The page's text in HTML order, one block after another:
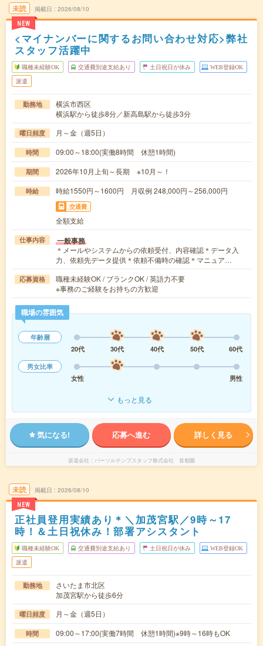
未読
NEW
掲載日 2026/08/10
<マイナンバーに関するお問い合わせ対応>弊社
スタッフ活躍中
職種未経験OK 交通費別途支給あり 土日祝日が休み WEB登録OK
派遣
勤務地
横浜市西区
横浜駅から徒歩8分／新高島駅から徒歩3分
曜日頻度 月～金（週5日）
時間 09:00～18:00(実働8時間 休憩1時間)
期間 2026年10月上旬～長期 ※10月～！
時給 時給1550円～1600円 月収例 248,000円～256,000円
交通費
全額支給
仕事内容 一般事務
＊メールやシステムからの依頼受付、内容確認＊データ入
力、依頼先データ提供＊依頼不備時の確認＊マニュア…
応募資格
職種未経験OK / ブランクOK / 英語力不要
※事務のご経験をお持ちの方歓迎
職場の雰囲気
年齢層
20代
30代 40代 50代
60代
男女比率
女性
男性
もっと見る
気になる! 応募へ進む 詳しく見る
派遣会社 パーソルテンプスタッフ株式会社 首都圏
未読
NEW
掲載日 2026/08/10
正社員登用実績あり＊＼加茂宮駅／9時～17
時！＆土日祝休み！部署アシスタント
職種未経験OK 交通費別途支給あり 土日祝日が休み WEB登録OK
派遣
勤務地
さいたま市北区
加茂宮駅から徒歩6分
曜日頻度 月～金（週5日）
時間 09:00～17:00(実働7時間 休憩1時間)※9時～16時もOK